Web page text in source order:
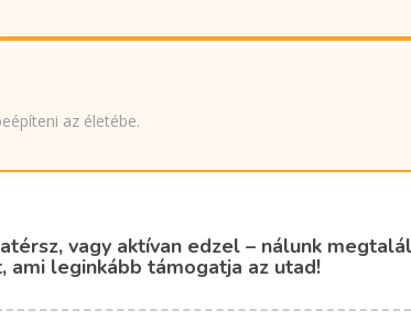
az életébe.
vagy aktívan edzel – nálunk
ami leginkább támogatja az utad!